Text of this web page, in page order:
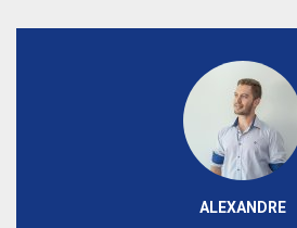
ALEXANDRE